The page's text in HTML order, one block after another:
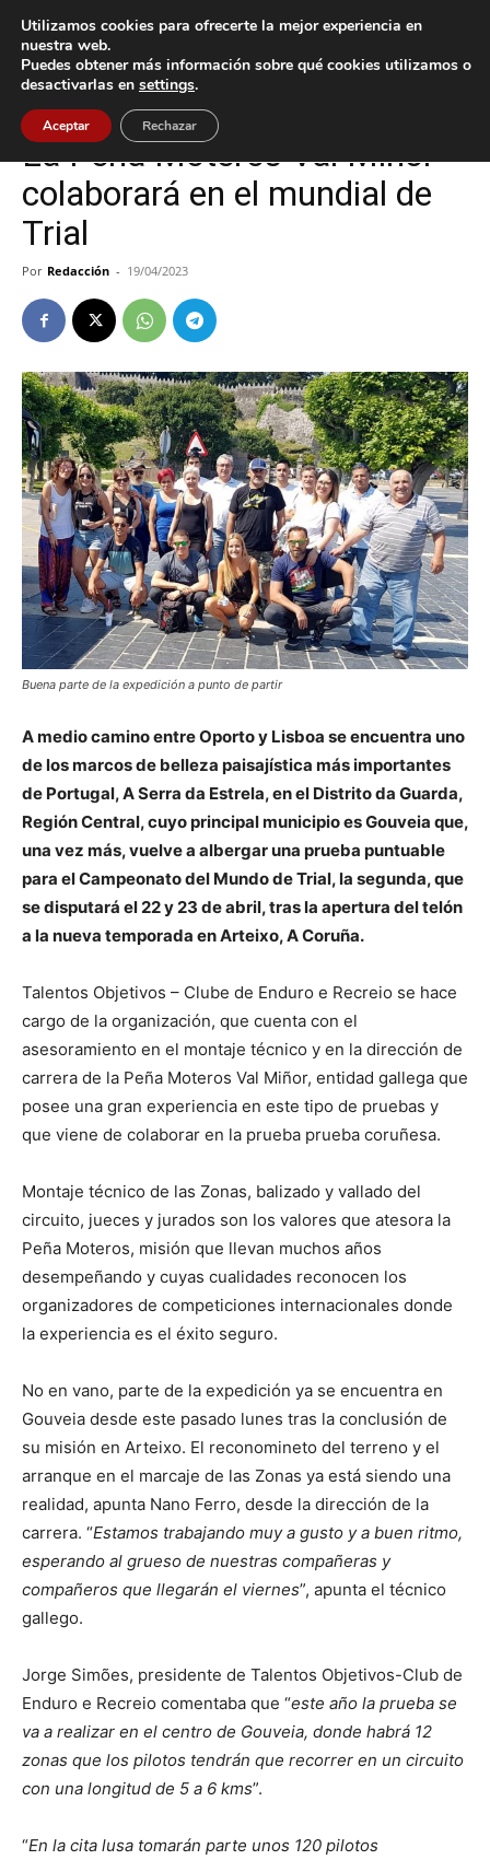
Inicio Baiona
Baiona Deportes
La Peña Moteros Val Miñor
colaborará en el mundial de
Trial
Por Redacción - 19/04/2023
Buena parte de la expedición a punto de partir
A medio camino entre Oporto y Lisboa se encuentra uno
de los marcos de belleza paisajística más importantes
de Portugal, A Serra da Estrela, en el Distrito da Guarda,
Región Central, cuyo principal municipio es Gouveia que,
una vez más, vuelve a albergar una prueba puntuable
para el Campeonato del Mundo de Trial, la segunda, que
se disputará el 22 y 23 de abril, tras la apertura del telón
a la nueva temporada en Arteixo, A Coruña.
Talentos Objetivos – Clube de Enduro e Recreio se hace
cargo de la organización, que cuenta con el
asesoramiento en el montaje técnico y en la dirección de
carrera de la Peña Moteros Val Miñor, entidad gallega que
posee una gran experiencia en este tipo de pruebas y
que viene de colaborar en la prueba prueba coruñesa.
Montaje técnico de las Zonas, balizado y vallado del
circuito, jueces y jurados son los valores que atesora la
Peña Moteros, misión que llevan muchos años
desempeñando y cuyas cualidades reconocen los
organizadores de competiciones internacionales donde
la experiencia es el éxito seguro.
No en vano, parte de la expedición ya se encuentra en
Gouveia desde este pasado lunes tras la conclusión de
su misión en Arteixo. El reconomineto del terreno y el
arranque en el marcaje de las Zonas ya está siendo una
realidad, apunta Nano Ferro, desde la dirección de la
carrera. “Estamos trabajando muy a gusto y a buen ritmo,
esperando al grueso de nuestras compañeras y
compañeros que llegarán el viernes”, apunta el técnico
gallego.
Jorge Simões, presidente de Talentos Objetivos-Club de
Enduro e Recreio comentaba que “este año la prueba se
va a realizar en el centro de Gouveia, donde habrá 12
zonas que los pilotos tendrán que recorrer en un circuito
con una longitud de 5 a 6 kms”.
“En la cita lusa tomarán parte unos 120 pilotos
Utilizamos cookies para ofrecerte la mejor experiencia en
nuestra web.
Puedes obtener más información sobre qué cookies utilizamos o
desactivarlas en settings.
Aceptar Rechazar